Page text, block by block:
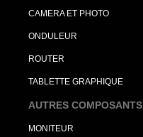
CAMERA ET PHOTO
ONDULEUR
ROUTER
TABLETTE GRAPHIQUE
AUTRES COMPOSANTS
MONITEUR